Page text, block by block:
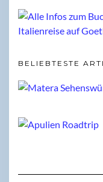
BELIEBTESTE